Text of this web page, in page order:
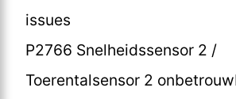
issues
P2766 Snelheidssensor 2 /
Toerentalsensor 2